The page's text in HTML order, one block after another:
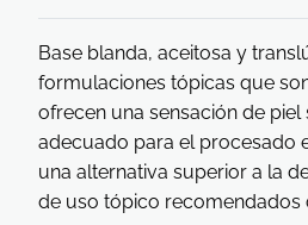
Base blanda, aceitosa y
formulaciones tópicas que
ofrecen una sensación de piel
adecuado para el procesado
una alternativa superior a la
de uso tópico recomendados